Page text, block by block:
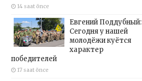
14 saat önce
Евгений Поддубный:
Сегодня у нашей
молодёжи куётся
характер
победителей
17 saat önce